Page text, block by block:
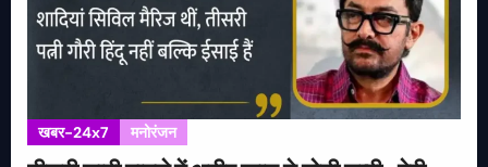
खबर-24x7 मनोरंजन